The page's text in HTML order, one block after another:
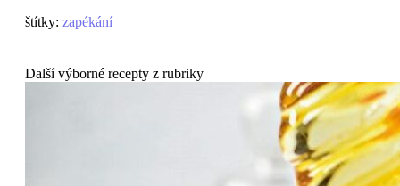
štítky: zapékání
Další výborné recepty z rubriky